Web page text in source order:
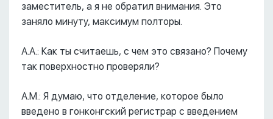
заместитель, а я не обратил внимания. Это
заняло минуту, максимум полторы.
А.А.: Как ты считаешь, с чем это связано? Почему
так поверхностно проверяли?
А.М.: Я думаю, что отделение, которое было
введено в гонконгский регистрар с введением